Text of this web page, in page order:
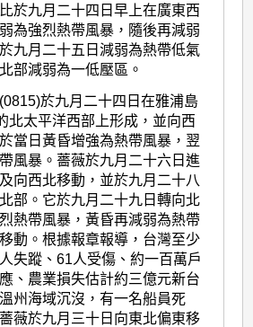
於九月二十四日早上在廣東西
為強烈熱帶風暴，隨後再減弱
九月二十五日減弱為熱帶低氣
部減弱為一低壓區。
於九月二十四日在雅浦島
北太平洋西部上形成，並向西
當日黃昏增強為熱帶風暴，翌
風暴。薔薇於九月二十六日進
向西北移動，並於九月二十八
部。它於九月二十九日轉向北
熱帶風暴，黃昏再減弱為熱帶
動。根據報章報導，台灣至少
失蹤、61人受傷、約一百萬戶
、農業損失估計約三億元新台
州海域沉沒，有一名船員死
薇於九月三十日向東北偏東移